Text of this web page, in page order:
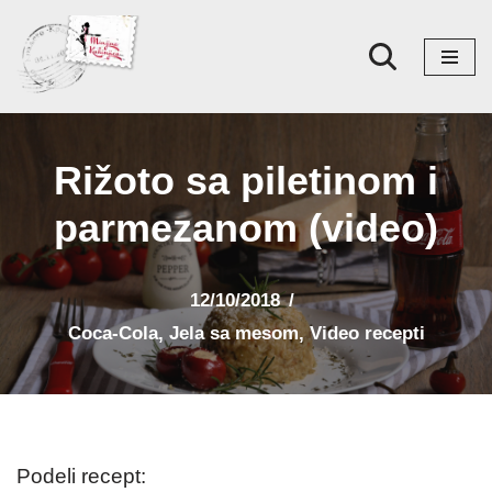
Skoči
na
Rižoto sa piletinom i
parmezanom (video)
12/10/2018
Coca-Cola, Jela sa mesom,Video recepti
Podeli recept: